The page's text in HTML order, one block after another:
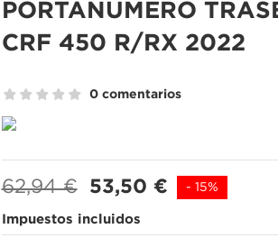
PORTANUMERO
CRF 450 R/RX 2022
0 comentarios
62,94 € 53,50 € - 15%
Impuestos incluidos